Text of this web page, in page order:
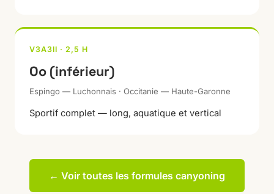
V3A3II · 2,5 H
Oo (inférieur)
Espingo — Luchonnais · Occitanie — Haute-Garonne
Sportif complet — long, aquatique et vertical
← Voir toutes les formules canyoning